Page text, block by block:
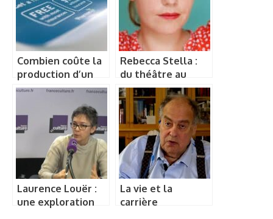
Combien coûte la
production d’un
flyer ?
Rebecca Stella :
du théâtre au
monde des
spectacles
Laurence Louër :
une exploration
La vie et la
carrière